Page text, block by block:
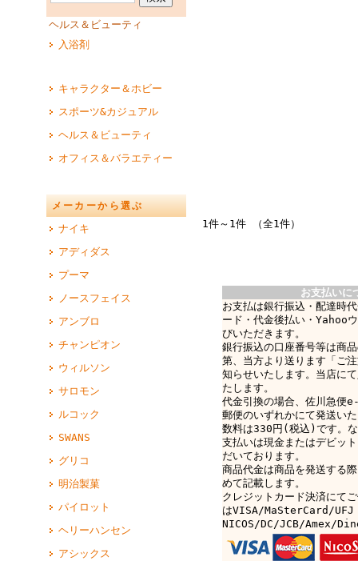
ヘルス＆ビューティ
入浴剤
キャラクター＆ホビー
スポーツ&カジュアル
ヘルス＆ビューティ
オフィス＆バラエティー
メーカーから選ぶ
ナイキ
アディダス
プーマ
ノースフェイス
アンブロ
チャンピオン
ウィルソン
サロモン
ルコック
SWANS
グリコ
明治製菓
パイロット
ヘリーハンセン
アシックス
1件～1件 （全1件）
お支払いに
お支払は銀行振込・配達時
ード・代金後払い・Yahoo
びいただきます。
銀行振込の口座番号等は商
第、当方より送ります「ご
知らせいたします。当店に
たします。
代金引換の場合、佐川急
郵便のいずれかにて発送い
数料は330円(税込)です
支払いは現金またはデビッ
だいております。
商品代金は商品を発送する
めて記載します。
クレジットカード決済にて
はVISA/MaSterCard/UFJ
NICOS/DC/JCB/Amex/